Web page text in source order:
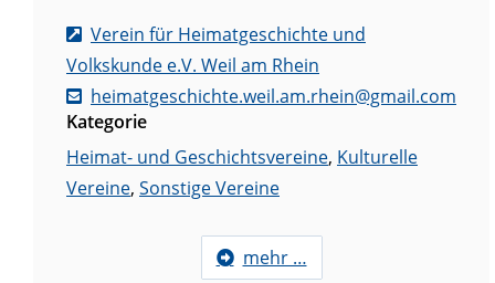
Verein für Heimatgeschichte und
Volkskunde e.V. Weil am Rhein
heimatgeschichte.weil.am.rhein@gmail.com
Kategorie
Heimat- und Geschichtsvereine, Kulturelle
Vereine, Sonstige Vereine
mehr …